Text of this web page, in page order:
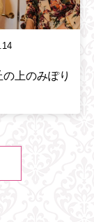
上のみぽり